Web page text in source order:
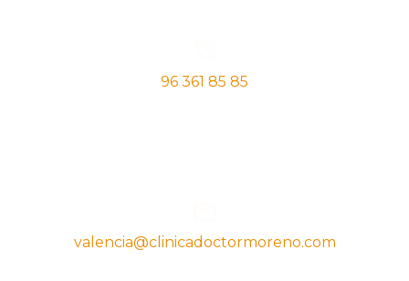
96 361 85 85
valencia@clinicadoctormoreno.com